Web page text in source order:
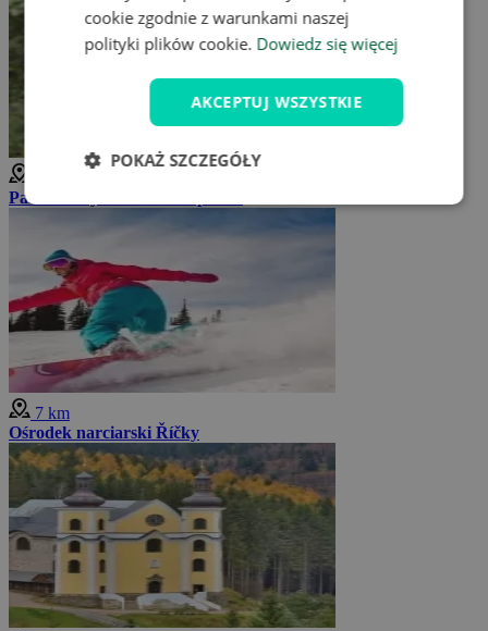
Park linowy w centrum Spiders
7 km
Ośrodek narciarski Říčky
cookie zgodnie z warunkami naszej
polityki plików cookie. Dowiedz się więcej
AKCEPTUJ WSZYSTKIE
POKAŻ SZCZEGÓŁY